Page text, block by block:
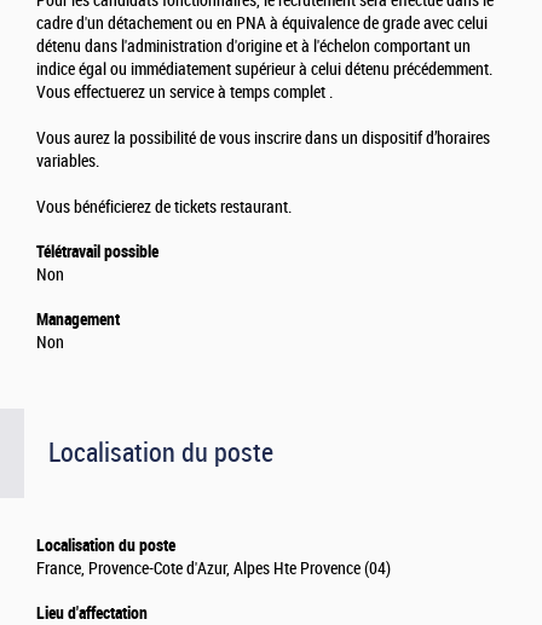
cadre d'un détachement ou en PNA à équivalence de grade avec celui
détenu dans l'administration d'origine et à l'échelon comportant un
indice égal ou immédiatement supérieur à celui détenu précédemment.
Vous effectuerez un service à temps complet .
Vous aurez la possibilité de vous inscrire dans un dispositif d’horaires
variables.
Vous bénéficierez de tickets restaurant.
Télétravail possible
Non
Management
Non
Localisation du poste
Localisation du poste
France, Provence-Cote d'Azur, Alpes Hte Provence (04)
Lieu d'affectation